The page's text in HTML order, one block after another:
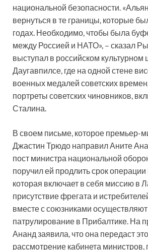
национальной безопасности.
вернуться в те границы, которые
годах. Необходимо, чтобы была
между Россией и НАТО», – сказал
выступал в российском культурном
Даугавпилсе, где на одной стене
военных медалей советских
портреты советских чиновников,
Сталина.
В своем письме, которое премьер-
Джастин Трюдо направил Аните
пост министра национальной
поручил ей продлить срок операции
которая включает в себя миссию в
присутствие фрегата и
вместе с союзниками
патрулирование в Прибалтике. На
Ананд заявила, что она передаст
рассмотрение кабинета министров,